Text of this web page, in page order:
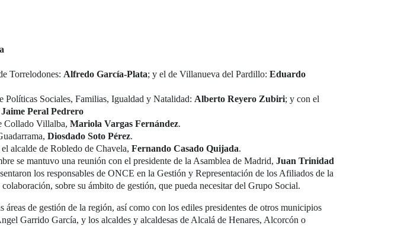
Torrelodones: Alfredo García-Plata; y el de Villanueva del Pardillo: Eduardo
Políticas Sociales, Familias, Igualdad y Natalidad: Alberto Reyero Zubiri; y con el
Jaime Peral Pedrero
Collado Villalba, Mariola Vargas Fernández.
Diosdado Soto Pérez.
alcalde de Robledo de Chavela, Fernando Casado Quijada.
se mantuvo una reunión con el presidente de la Asamblea de Madrid, Juan Trinidad
los responsables de ONCE en la Gestión y Representación de los Afiliados de la
sobre su ámbito de gestión, que pueda necesitar del Grupo Social.
de gestión de la región, así como con los ediles presidentes de otros municipios
Garrido García, y los alcaldes y alcaldesas de Alcalá de Henares, Alcorcón o